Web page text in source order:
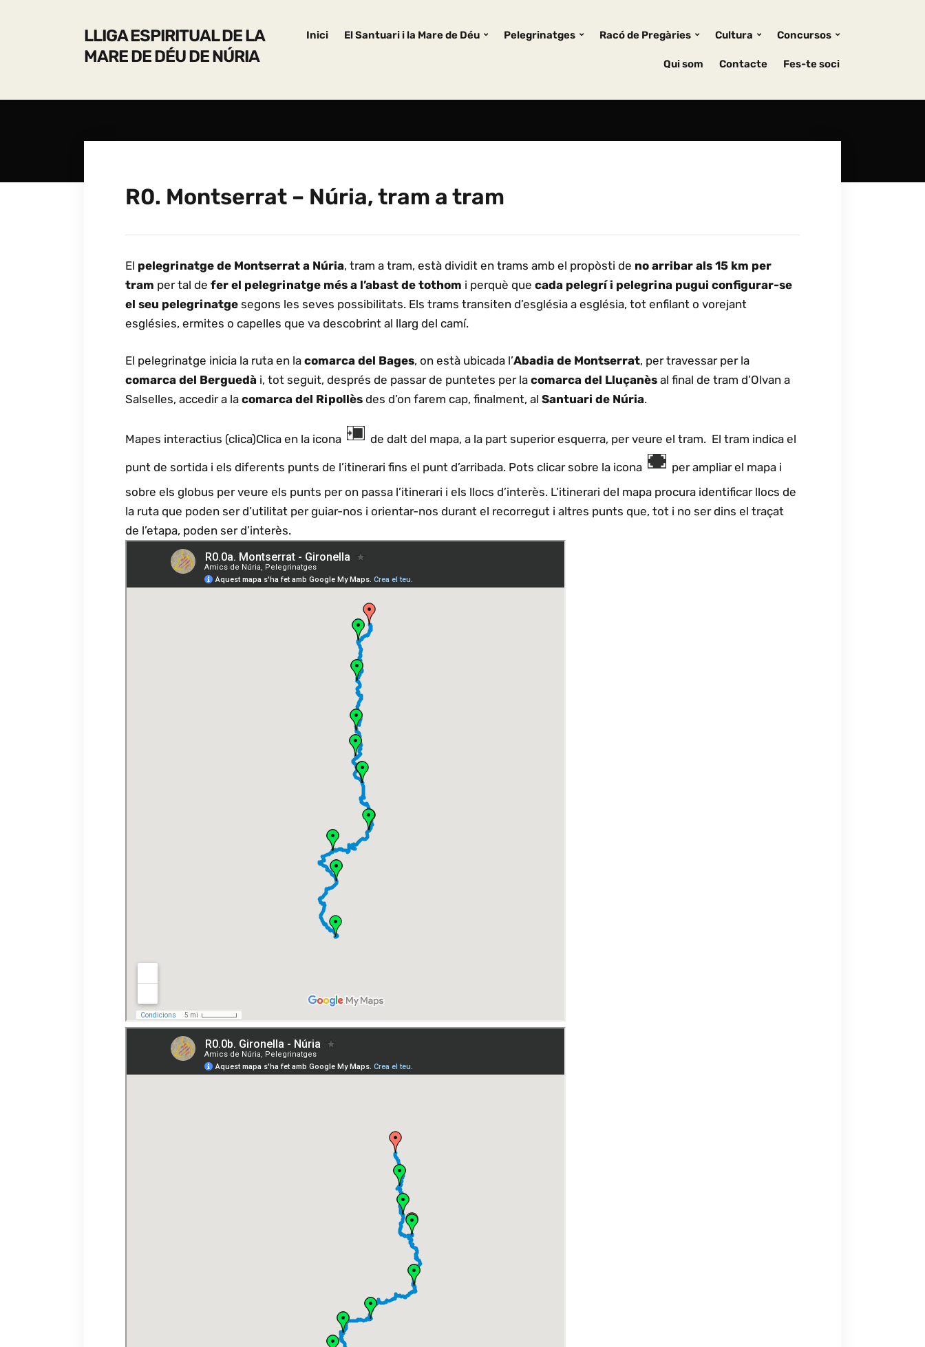
LLIGA ESPIRITUAL DE LA
MARE DE DÉU DE NÚRIA
Inici El Santuari i la Mare de Déu Pelegrinatges Racó de Pregàries Cultura Concursos
Qui som Contacte Fes-te soci
R0. Montserrat – Núria, tram a tram
El pelegrinatge de Montserrat a Núria, tram a tram, està dividit en trams amb el propòsti de no arribar als 15 km per
tram per tal de fer el pelegrinatge més a l’abast de tothom i perquè que cada pelegrí i pelegrina pugui configurar-se
el seu pelegrinatge segons les seves possibilitats. Els trams transiten d’església a església, tot enfilant o vorejant
esglésies, ermites o capelles que va descobrint al llarg del camí.
El pelegrinatge inicia la ruta en la comarca del Bages, on està ubicada l’Abadia de Montserrat, per travessar per la
comarca del Berguedà i, tot seguit, després de passar de puntetes per la comarca del Lluçanès al final de tram d’Olvan a
Salselles, accedir a la comarca del Ripollès des d’on farem cap, finalment, al Santuari de Núria.
Mapes interactius (clica)Clica en la icona de dalt del mapa, a la part superior esquerra, per veure el tram. El tram indica el
punt de sortida i els diferents punts de l’itinerari fins el punt d’arribada. Pots clicar sobre la icona
per ampliar el mapa i
sobre els globus per veure els punts per on passa l’itinerari i els llocs d’interès. L’itinerari del mapa procura identificar llocs de
la ruta que poden ser d’utilitat per guiar-nos i orientar-nos durant el recorregut i altres punts que, tot i no ser dins el traçat
de l’etapa, poden ser d’interès.